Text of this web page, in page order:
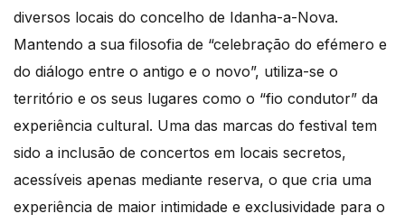
diversos locais do concelho de Idanha-a-Nova.
Mantendo a sua filosofia de “celebração do efémero e
do diálogo entre o antigo e o novo”, utiliza-se o
território e os seus lugares como o “fio condutor” da
experiência cultural. Uma das marcas do festival tem
sido a inclusão de concertos em locais secretos,
acessíveis apenas mediante reserva, o que cria uma
experiência de maior intimidade e exclusividade para o